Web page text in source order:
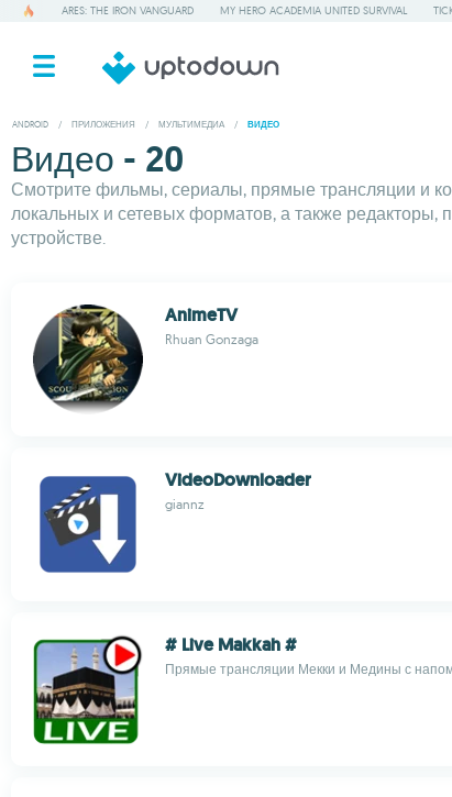
ARES: THE IRON VANGUARD MY HERO ACADEMIA UNITED SURVIVAL
ANDROID / ПРИЛОЖЕНИЯ / МУЛЬТИМЕДИА / ВИДЕО
Видео - 20
Смотрите фильмы, сериалы, прямые трансляции и
локальных и сетевых форматов, а также
устройстве.
AnimeTV
Rhuan Gonzaga
VideoDownloader
giannz
# Live Makkah #
Прямые трансляции Мекки и Медины с